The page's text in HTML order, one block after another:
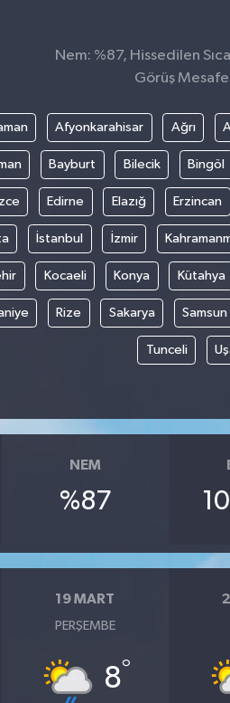
Nem: %87, Hissedilen
Görüş
Afyonkarahisar Ağrı
Bayburt Bilecik Bingöl
Edirne Elazığ Erzincan
İstanbul İzmir
Kocaeli Konya Kütahya
Rize Sakarya Samsun
Tunceli
NEM
%87
19 MART
PERŞEMBE
8°